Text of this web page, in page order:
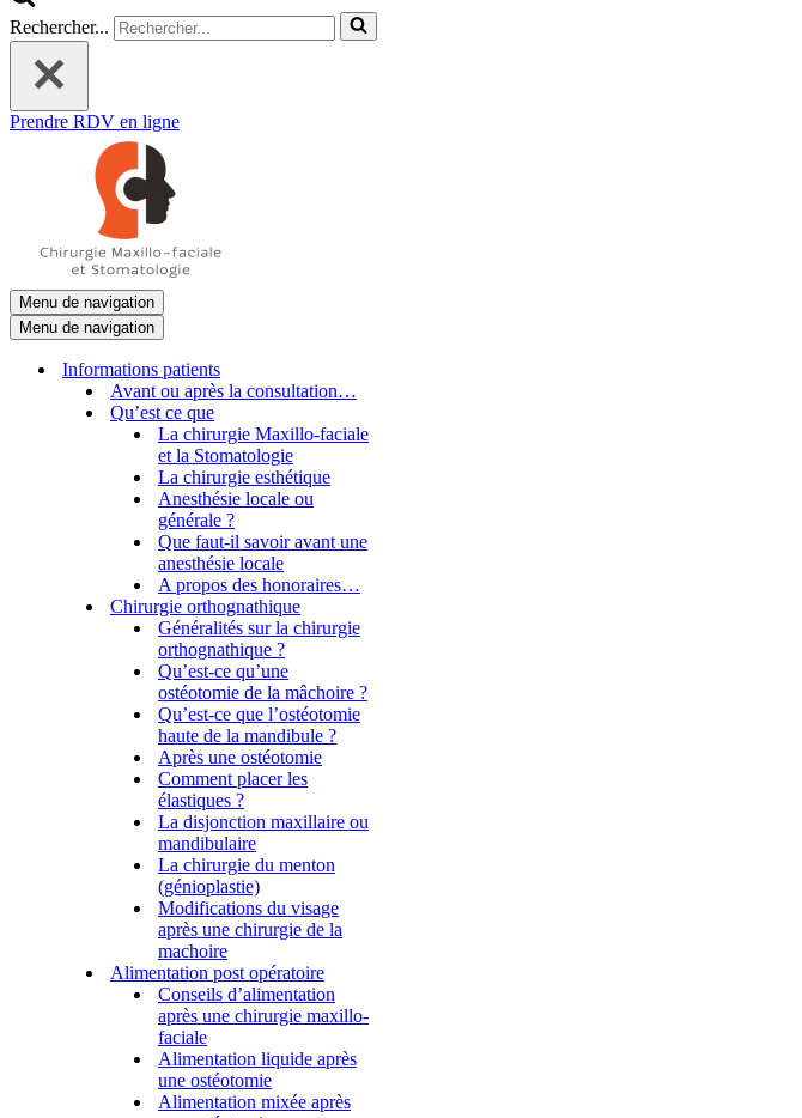
Rechercher...
Prendre RDV en ligne
Menu de navigation
Menu de navigation
Informations patients
Avant ou après la consultation…
Qu’est ce que
La chirurgie Maxillo-faciale
et la Stomatologie
La chirurgie esthétique
Anesthésie locale ou
générale ?
Que faut-il savoir avant une
anesthésie locale
A propos des honoraires…
Chirurgie orthognathique
Généralités sur la chirurgie
orthognathique ?
Qu’est-ce qu’une
ostéotomie de la mâchoire ?
Qu’est-ce que l’ostéotomie
haute de la mandibule ?
Après une ostéotomie
Comment placer les
élastiques ?
La disjonction maxillaire ou
mandibulaire
La chirurgie du menton
(génioplastie)
Modifications du visage
après une chirurgie de la
machoire
Alimentation post opératoire
Conseils d’alimentation
après une chirurgie maxillo-
faciale
Alimentation liquide après
une ostéotomie
Alimentation mixée après